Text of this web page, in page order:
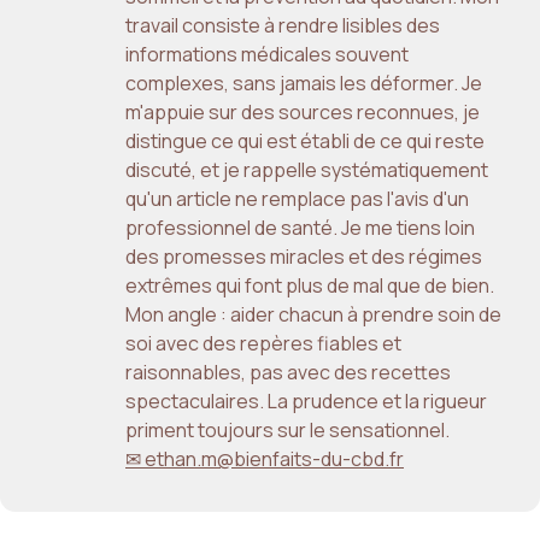
travail consiste à rendre lisibles des
informations médicales souvent
complexes, sans jamais les déformer. Je
m'appuie sur des sources reconnues, je
distingue ce qui est établi de ce qui reste
discuté, et je rappelle systématiquement
qu'un article ne remplace pas l'avis d'un
professionnel de santé. Je me tiens loin
des promesses miracles et des régimes
extrêmes qui font plus de mal que de bien.
Mon angle : aider chacun à prendre soin de
soi avec des repères fiables et
raisonnables, pas avec des recettes
spectaculaires. La prudence et la rigueur
priment toujours sur le sensationnel.
✉ ethan.m@bienfaits-du-cbd.fr